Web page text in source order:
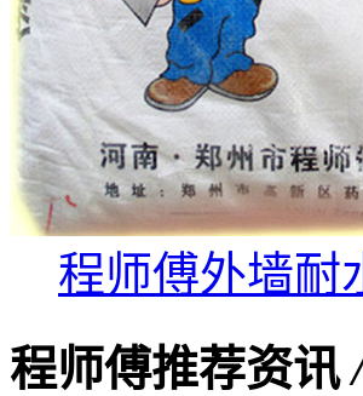
程师傅外墙耐
程师傅推荐资讯